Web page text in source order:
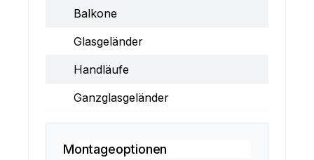
Balkone
Glasgeländer
Handläufe
Ganzglasgeländer
Montageoptionen